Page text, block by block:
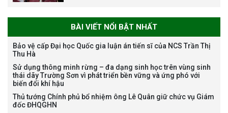
bổng Nagao tại Việt Nam năm
học 2026-2027
BÀI VIẾT NỔI BẬT NHẤT
Bảo vệ cấp Đại học Quốc gia luận án tiến sĩ của NCS Trần Thị
Thu Hà
Sử dụng thông minh rừng – đa dạng sinh học trên vùng sinh
thái dãy Trường Sơn vì phát triển bền vững và ứng phó với
biến đổi khí hậu
Thủ tướng Chính phủ bổ nhiệm ông Lê Quân giữ chức vụ Giám
đốc ĐHQGHN